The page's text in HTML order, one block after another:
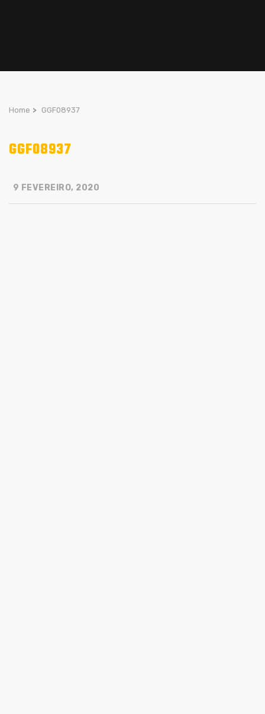
Home > GGF08937
GGF08937
9 FEVEREIRO, 2020